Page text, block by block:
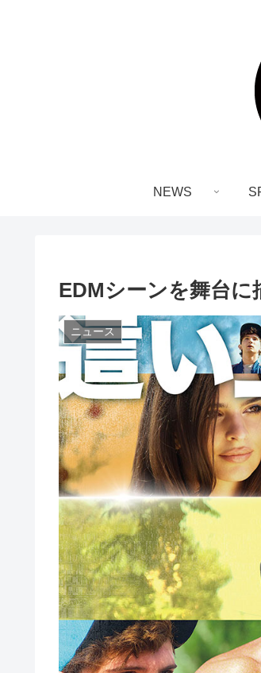
NEWS
EDMシーンを舞台に
ニュース